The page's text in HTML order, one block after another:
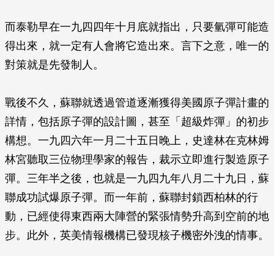
而泰勒早在一九四四年十月底就指出，只要氫彈可能造
得出來，就一定有人會將它造出來。言下之意，唯一的
對策就是先發制人。
戰後不久，蘇聯就透過管道逐漸獲得美國原子彈計畫的
詳情，包括原子彈的設計圖，甚至「超級炸彈」的初步
構想。一九四六年一月二十五日晚上，史達林在克林姆
林宮聽取三位物理學家的報告，裁示立即進行製造原子
彈。三年半之後，也就是一九四九年八月二十九日，蘇
聯成功試爆原子彈。而一年前，蘇聯封鎖西柏林的行
動，已經使得東西兩大陣營的緊張情勢升高到空前的地
步。此外，英美情報機構已發現核子機密外洩的情事。